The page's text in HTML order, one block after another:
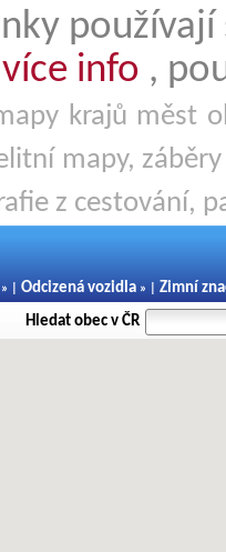
více info ,
krajů měst
mapy,
z cestování,
» | Odcizená vozidla » | Zimní
Hledat obec v ČR